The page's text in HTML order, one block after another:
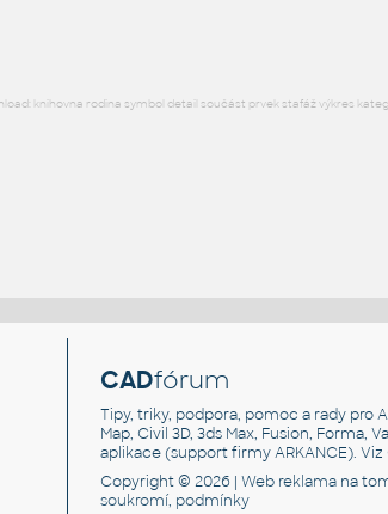
knihovna rodina symbol detail součást prvek stafáž výkres
CADfórum
Tipy, triky, podpora, pomoc a rady pro
Map, Civil 3D, 3ds Max, Fusion, Forma,
aplikace (support firmy ARKANCE). Viz
Copyright © 2026 |Web reklama na
soukromí, podmínky